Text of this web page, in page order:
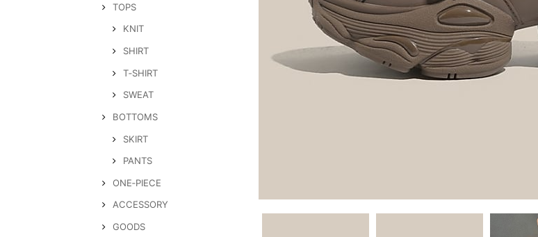
TOPS
KNIT
SHIRT
T‐SHIRT
SWEAT
BOTTOMS
SKIRT
PANTS
ONE‐PIECE
ACCESSORY
GOODS